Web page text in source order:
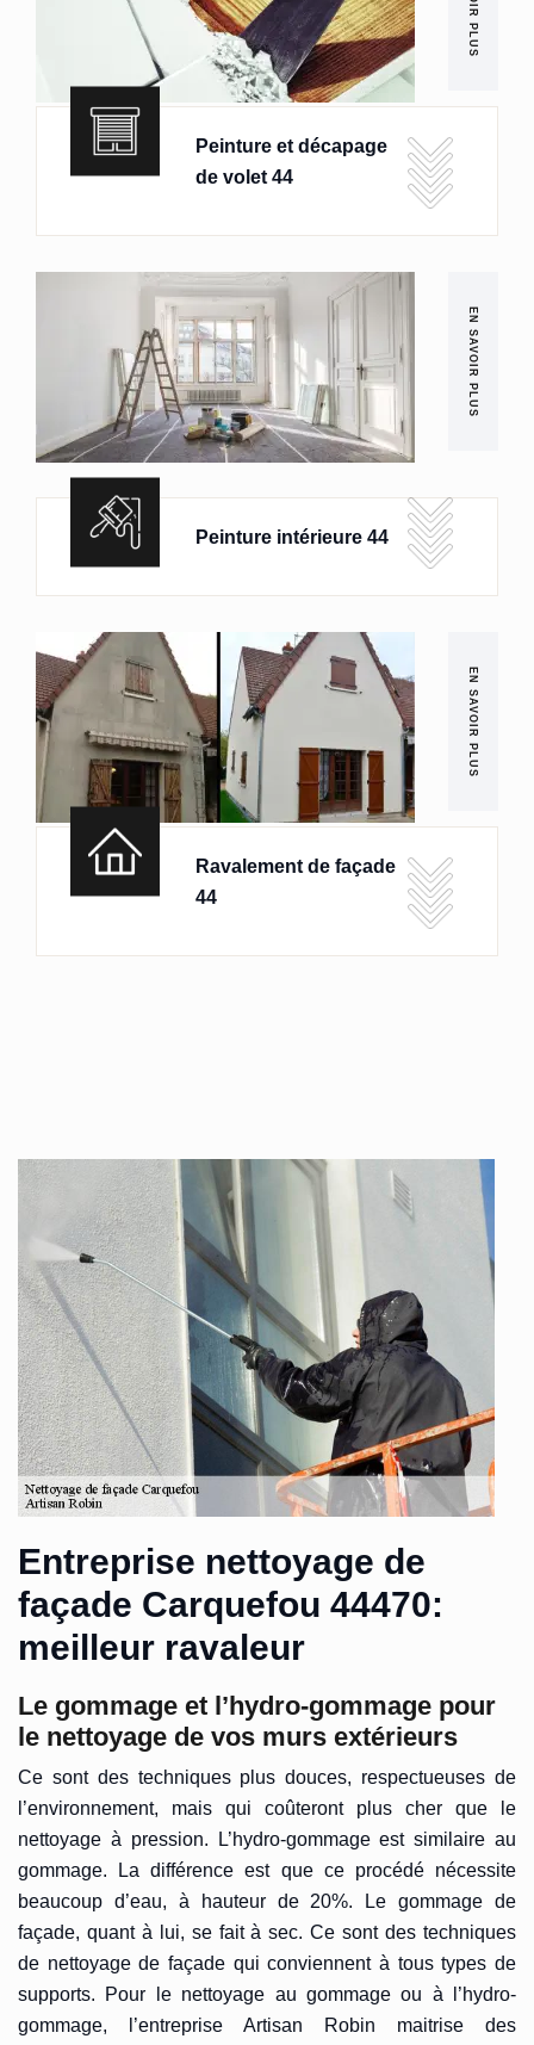
Peinture et décapage
de volet 44
EN SAVOIR PLUS
Peinture intérieure 44
EN SAVOIR PLUS
Ravalement de façade
44
Entreprise nettoyage de
façade Carquefou 44470:
meilleur ravaleur
Le gommage et l’hydro-gommage pour
le nettoyage de vos murs extérieurs
Ce sont des techniques plus douces, respectueuses de
l’environnement, mais qui coûteront plus cher que le
nettoyage à pression. L’hydro-gommage est similaire au
gommage. La différence est que ce procédé nécessite
beaucoup d’eau, à hauteur de 20%. Le gommage de
façade, quant à lui, se fait à sec. Ce sont des techniques
de nettoyage de façade qui conviennent à tous types de
supports. Pour le nettoyage au gommage ou à l’hydro-
gommage, l’entreprise Artisan Robin maitrise des